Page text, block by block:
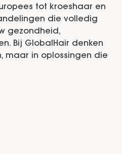
tot kroeshaar en
die volledig
gezondheid,
Bij GlobalHair denken
maar in oplossingen die